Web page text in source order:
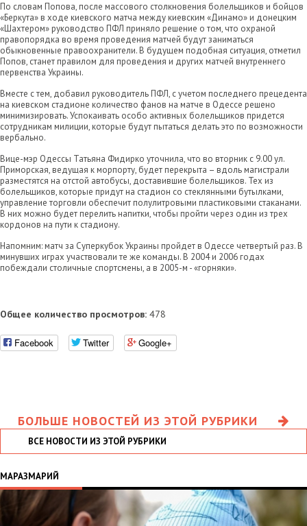
По словам Попова, после массового столкновения болельщиков и бойцов
«Беркута» в ходе киевского матча между киевским «Динамо» и донецким
«Шахтером» руководство ПФЛ приняло решение о том, что охраной
правопорядка во время проведения матчей будут заниматься
обыкновенные правоохранители. В будущем подобная ситуация, отметил
Попов, станет правилом для проведения и других матчей внутреннего
первенства Украины.
Вместе с тем, добавил руководитель ПФЛ, с учетом последнего прецедента
на киевском стадионе количество фанов на матче в Одессе решено
минимизировать. Успокаивать особо активных болельщиков придется
сотрудникам милиции, которые будут пытаться делать это по возможности
вербально.
Вице-мэр Одессы Татьяна Фидирко уточнила, что во вторник с 9.00 ул.
Приморская, ведущая к морпорту, будет перекрыта – вдоль магистрали
разместятся на отстой автобусы, доставившие болельщиков. Тех из
болельщиков, которые придут на стадион со стеклянными бутылками,
управление торговли обеспечит полулитровыми пластиковыми стаканами.
В них можно будет перелить напитки, чтобы пройти через один из трех
кордонов на пути к стадиону.
Напомним: матч за Суперкубок Украины пройдет в Одессе четвертый раз. В
минувших играх участвовали те же команды. В 2004 и 2006 годах
побеждали столичные спортсмены, а в 2005-м - «горняки».
Общее количество просмотров: 478
Facebook Twitter Google+
БОЛЬШЕ НОВОСТЕЙ ИЗ ЭТОЙ РУБРИКИ
ВСЕ НОВОСТИ ИЗ ЭТОЙ РУБРИКИ
МАРАЗМАРИЙ